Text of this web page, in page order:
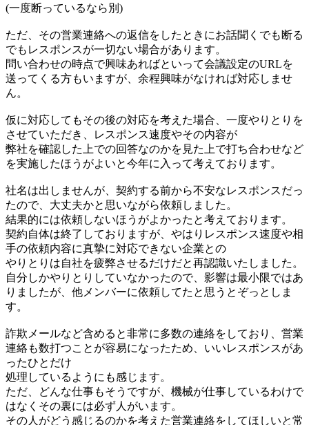
(一度断っているなら別)
ただ、その営業連絡への返信をしたときにお話聞くでも断る
でもレスポンスが一切ない場合があります。
問い合わせの時点で興味あればといって会議設定のURLを
送ってくる方もいますが、余程興味がなければ対応しませ
ん。
仮に対応してもその後の対応を考えた場合、一度やりとりを
させていただき、レスポンス速度やその内容が
弊社を確認した上での回答なのかを見た上で打ち合わせなど
を実施したほうがよいと今年に入って考えております。
社名は出しませんが、契約する前から不安なレスポンスだっ
たので、大丈夫かと思いながら依頼しました。
結果的には依頼しないほうがよかったと考えております。
契約自体は終了しておりますが、やはりレスポンス速度や相
手の依頼内容に真摯に対応できない企業との
やりとりは自社を疲弊させるだけだと再認識いたしました。
自分しかやりとりしていなかったので、影響は最小限ではあ
りましたが、他メンバーに依頼してたと思うとぞっとしま
す。
詐欺メールなど含めると非常に多数の連絡をしており、営業
連絡も数打つことが容易になったため、いいレスポンスがあ
ったひとだけ
処理しているようにも感じます。
ただ、どんな仕事もそうですが、機械が仕事しているわけで
はなくその裏には必ず人がいます。
その人がどう感じるのかを考えた営業連絡をしてほしいと常